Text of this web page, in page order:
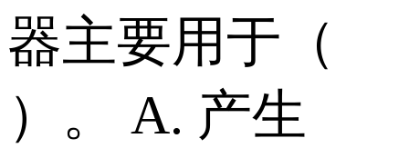
器主要用于（
）。 A. 产生